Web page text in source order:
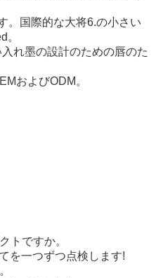
。国際的な大将6.の小さい
。
れ墨の設計のための唇のた
およびODM。
トですか。
を一つずつ点検します!